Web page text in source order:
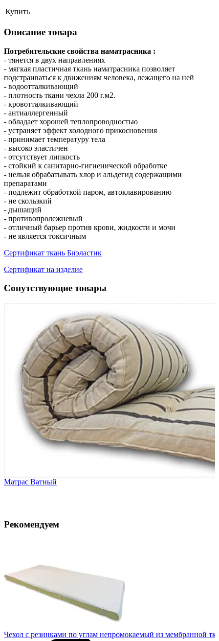
Купить
Описание товара
Потребительские свойства наматрасника :
- тянется в двух направлениях
- мягкая пластичная ткань наматрасника позволяет
подстраиваться к движениям человека, лежащего на ней
- водоотталкивающий
- плотность ткани чехла 200 г.м2.
- кровотталкивающий
- антиаллергенный
- обладает хорошей теплопроводностью
- устраняет эффект холодного прикосновения
- принимает температуру тела
- высоко эластичен
- отсутствует липкость
- стойкий к санитарно-гигиенической обработке
- нельзя обрабатывать хлор и альдегид содержащими
препаратами
- подлежит обработкой паром, автоклавированию
- не скользкий
- дышащий
- противопролежневый
- отличный барьер против крови, жидкости и мочи
- не является токсичным
Сертификат ткань Биэластик
Сертификат на изделие
Сопутствующие товары
Матрас Ватный
Рекомендуем
Чехол с резинками по углам непромокаемый из мембранной